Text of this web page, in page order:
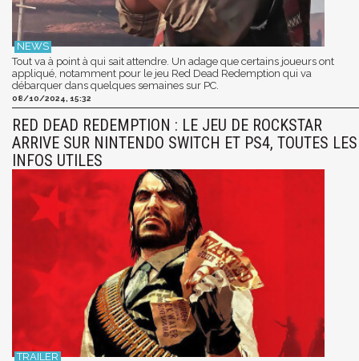
Tout va à point à qui sait attendre. Un adage que certains joueurs ont
appliqué, notamment pour le jeu Red Dead Redemption qui va
débarquer dans quelques semaines sur PC.
08/10/2024, 15:32
RED DEAD REDEMPTION : LE JEU DE ROCKSTAR
ARRIVE SUR NINTENDO SWITCH ET PS4, TOUTES LES
INFOS UTILES